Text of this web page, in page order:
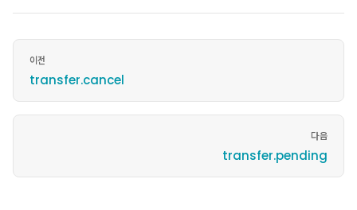
이전
transfer.cancel
다음
transfer.pending